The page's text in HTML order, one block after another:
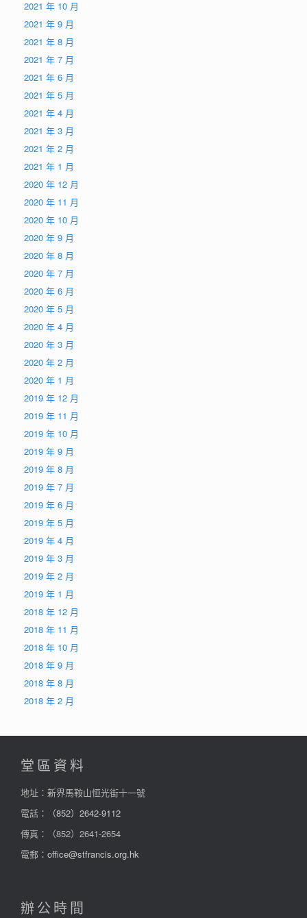
2021 年 10 月
2021 年 9 月
2021 年 8 月
2021 年 7 月
2021 年 6 月
2021 年 5 月
2021 年 4 月
2021 年 3 月
2021 年 2 月
2021 年 1 月
2020 年 12 月
2020 年 11 月
2020 年 10 月
2020 年 9 月
2020 年 8 月
2020 年 7 月
2020 年 6 月
2020 年 5 月
2020 年 4 月
2020 年 3 月
2020 年 2 月
2020 年 1 月
2019 年 12 月
2019 年 11 月
2019 年 10 月
2019 年 9 月
2019 年 8 月
2019 年 7 月
2019 年 6 月
2019 年 5 月
2019 年 4 月
2019 年 3 月
2019 年 2 月
2019 年 1 月
2018 年 12 月
2018 年 11 月
2018 年 10 月
2018 年 9 月
2018 年 8 月
2018 年 2 月
堂區資料
地址：新界馬鞍山恒光街十一號
電話：
（852）2642-9112
傳真：（852）2641-2654
電郵： office@stfrancis.org.hk
辦公時間